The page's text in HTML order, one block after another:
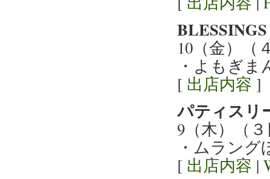
10（金）（
・よもぎ
[ 出店内容 ]
パティスリ
9（木）（
・ムラング
[ 出店内容 |